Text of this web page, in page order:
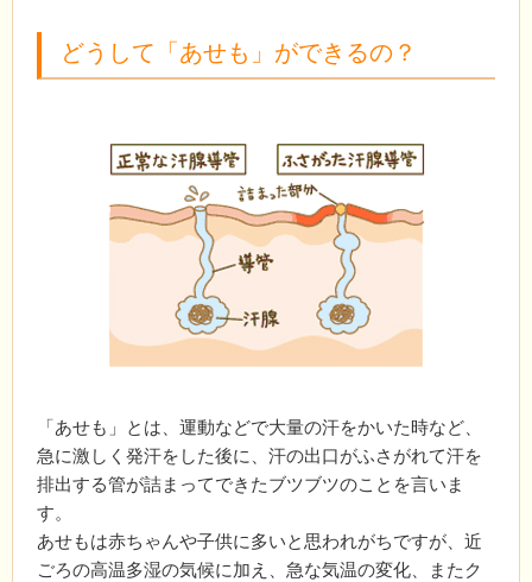
どうして「あせも」ができるの？
「あせも」とは、運動などで大量の汗をかいた時など、
急に激しく発汗をした後に、汗の出口がふさがれて汗を
排出する管が詰まってできたブツブツのことを言いま
す。
あせもは赤ちゃんや子供に多いと思われがちですが、近
ごろの高温多湿の気候に加え、急な気温の変化、またク